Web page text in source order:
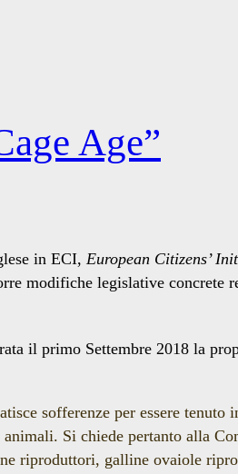
Age”
in ECI, European Citizens’
modifiche legislative
il primo Settembre 2018 la
sofferenze per essere
Si chiede pertanto alla
riproduttori, galline ovaiole